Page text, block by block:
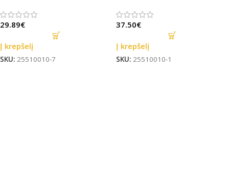
29.89€
Į krepšelį
SKU: 25510010-7
37.50€
Į krepšelį
SKU: 25510010-1